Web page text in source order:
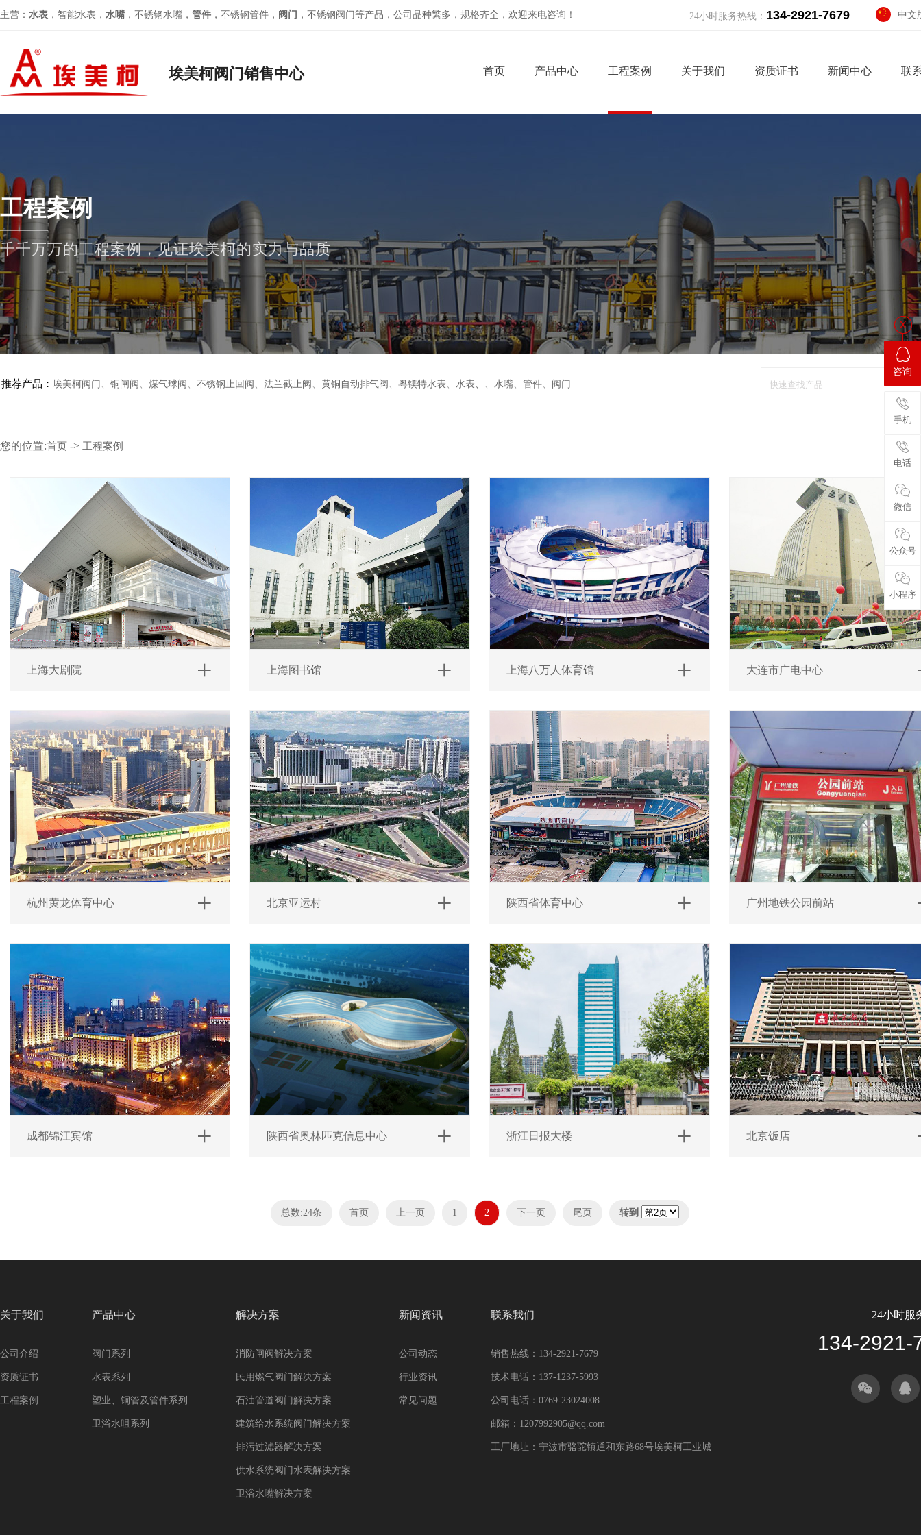
主营： 水表 ，智能水表， 水嘴，不锈钢水嘴， 管件 ，不锈钢管件， 阀门 ，不锈钢阀门等产品，公司品种繁多，规格齐全，欢迎来电咨询！ 中文
24小时服务热线： 134-2921-7679
埃美柯阀门销售中心 首页 产品中心 工程案例 关于我们 资质证书 新闻中心 联
推荐产品： 埃美柯阀门 、 铜闸阀 、 煤气球阀 、 不锈钢止回阀 、 法兰截止阀 、 黄铜自动排气阀 、 粤镁特水表 、 水表、 、 水嘴、 管件、 阀门
工程案例
千千万万的工程案例，见证埃美柯的实力与品质
您的位置:首页 -> 工程案例
上海大剧院 上海图书馆 上海八万人体育馆 大连市广电中心
杭州黄龙体育中心 北京亚运村 陕西省体育中心 广州地铁公园前站
成都锦江宾馆 陕西省奥林匹克信息中心 浙江日报大楼 北京饭店
总数:24条 首页 上一页 1 2 下一页 尾页 转到
关于我们
公司介绍
资质证书
工程案例
产品中心
阀门系列
水表系列
塑业、铜管及管件系列
卫浴水咀系列
解决方案
消防闸阀解决方案
民用燃气阀门解决方案
石油管道阀门解决方案
建筑给水系统阀门解决方案
排污过滤器解决方案
供水系统阀门水表解决方案
卫浴水嘴解决方案
新闻资讯
公司动态
行业资讯
常见问题
联系我们
销售热线：134-2921-7679
技术电话：137-1237-5993
公司电话：0769-23024008
邮箱：1207992905@qq.com
工厂地址：宁波市骆驼镇通和东路68号埃美柯工业城
24小时服
134-2921-
咨询
手机
电话
微信
公众号
小程序